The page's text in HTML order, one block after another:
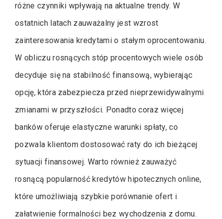
różne czynniki wpływają na aktualne trendy. W
ostatnich latach zauważalny jest wzrost
zainteresowania kredytami o stałym oprocentowaniu.
W obliczu rosnących stóp procentowych wiele osób
decyduje się na stabilność finansową, wybierając
opcję, która zabezpiecza przed nieprzewidywalnymi
zmianami w przyszłości. Ponadto coraz więcej
banków oferuje elastyczne warunki spłaty, co
pozwala klientom dostosować raty do ich bieżącej
sytuacji finansowej. Warto również zauważyć
rosnącą popularność kredytów hipotecznych online,
które umożliwiają szybkie porównanie ofert i
załatwienie formalności bez wychodzenia z domu.